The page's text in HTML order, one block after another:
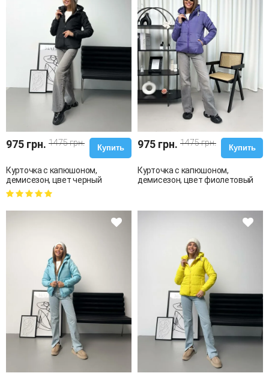
975 грн. 1475 грн.
Купить
Курточка с капюшоном,
демисезон, цвет черный
975 грн. 1475 грн.
Купить
Курточка с капюшоном,
демисезон, цвет фиолетовый